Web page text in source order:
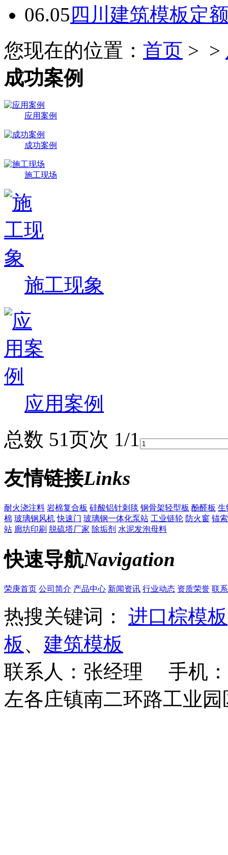
06.05 四川建筑模板定
您现在的位置： 首页 > >
成功案例
应用案例
成功案例
施工现场
施工现象
应用案例
总数 51页次 1/1
友情链接Links
耐火浇注料 岩棉复合板 硅酸铝针刺毯 钢骨架轻型板 酚醛板 生
棉 玻璃钢风机 快速门 玻璃钢一体化泵站 工业链轮 防火窗 锚索
站 廊坊印刷 脱硫塔厂家 除垢剂 水泥发泡母料
快速导航Navigation
荣庚首页 公司简介 产品中心 新闻资讯 行业动态 资质荣誉 联
热搜关键词： 进口棕模板
板 、 建筑模板
联系人：张经理 手机
左各庄镇南二环路工业